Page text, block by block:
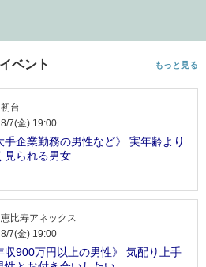
ベント もっと見る
初台
8/7(金) 19:00
手企業勤務の男性など》 実年齢より
見られる男女
恵比寿アネックス
8/7(金) 19:00
収900万円以上の男性》 気配り上手